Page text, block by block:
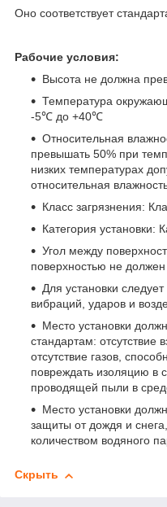
Оно соответствует
Рабочие условия:
Высота не должна
Температура
-5℃ до +40℃
Относительная
превышать 50% при
низких температурах
относительная
Класс загрязнения:
Категория установки:
Угол между
поверхностью не
Для установки
вибраций, ударов и
Место установки
стандартам: отсутствие
отсутствие газов,
повреждать изоляцию в
проводящей пыли в
Место установки
защиты от дождя и
количеством водяного
Скрыть